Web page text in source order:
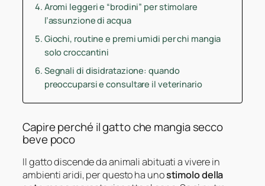
Aromi leggeri e “brodini” per stimolare
l’assunzione di acqua
Giochi, routine e premi umidi per chi mangia
solo croccantini
Segnali di disidratazione: quando
preoccuparsi e consultare il veterinario
Capire perché il gatto che mangia secco
beve poco
Il gatto discende da animali abituati a vivere in
ambienti aridi, per questo ha unostimolo della